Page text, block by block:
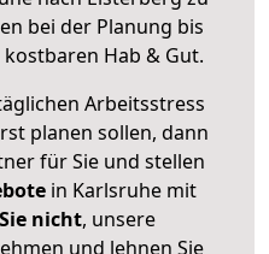
bei der Planung bis
Hab & Gut.
Arbeitsstress
planen sollen, dann
für Sie und stellen
in Karlsruhe mit
nicht, unsere
und lehnen Sie